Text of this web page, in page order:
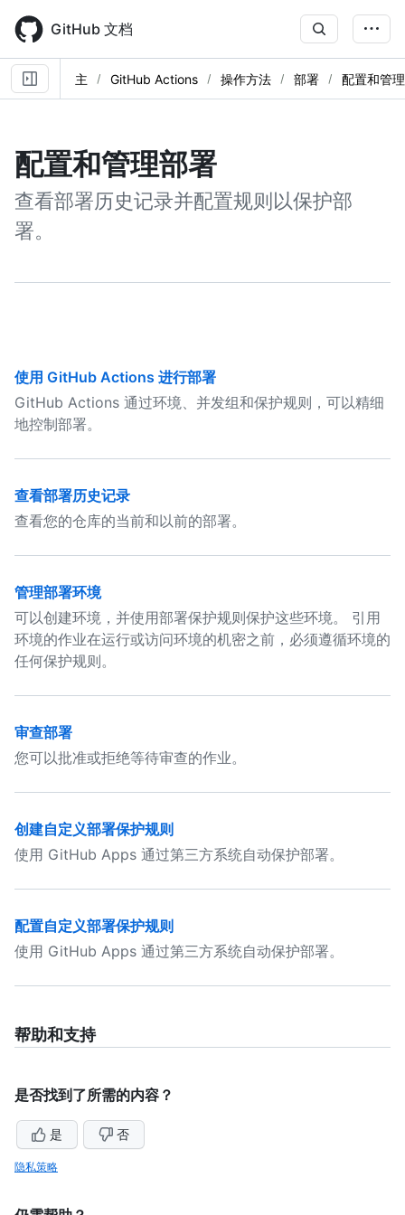
main
content
GitHub 文档
主 GitHub Actions 操作方法 部署 配置和管
配置和管理部署
查看部署历史记录并配置规则以保护部
署。
使用 GitHub Actions 进行部署
GitHub Actions 通过环境、并发组和保护规则，可以精细
地控制部署。
查看部署历史记录
查看您的仓库的当前和以前的部署。
管理部署环境
可以创建环境，并使用部署保护规则保护这些环境。 引用
环境的作业在运行或访问环境的机密之前，必须遵循环境的
任何保护规则。
审查部署
您可以批准或拒绝等待审查的作业。
创建自定义部署保护规则
使用 GitHub Apps 通过第三方系统自动保护部署。
配置自定义部署保护规则
使用 GitHub Apps 通过第三方系统自动保护部署。
帮助和支持
是否找到了所需的内容？
是 否
隐私策略